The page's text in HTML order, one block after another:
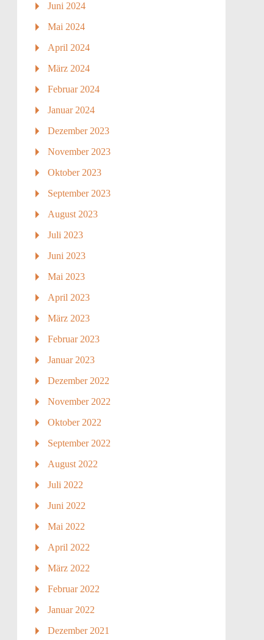
Juni 2024
Mai 2024
April 2024
März 2024
Februar 2024
Januar 2024
Dezember 2023
November 2023
Oktober 2023
September 2023
August 2023
Juli 2023
Juni 2023
Mai 2023
April 2023
März 2023
Februar 2023
Januar 2023
Dezember 2022
November 2022
Oktober 2022
September 2022
August 2022
Juli 2022
Juni 2022
Mai 2022
April 2022
März 2022
Februar 2022
Januar 2022
Dezember 2021